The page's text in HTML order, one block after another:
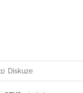
Diskuze